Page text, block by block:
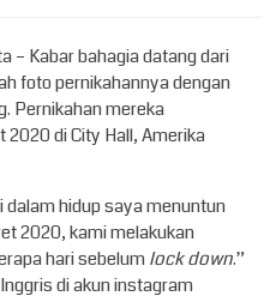
– Kabar bahagia datang dari
foto pernikahannya dengan
Pernikahan mereka
2020 di City Hall, Amerika
hidup saya menuntun
2020, kami melakukan
hari sebelumlock down.”
di akun instagram